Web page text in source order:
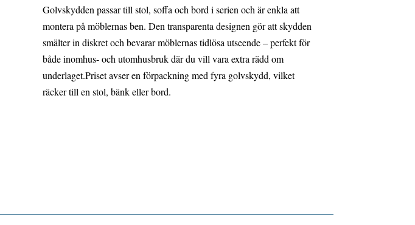
Golvskydden passar till stol, soffa och bord i serien och är enkla att
montera på möblernas ben. Den transparenta designen gör att skydden
smälter in diskret och bevarar möblernas tidlösa utseende – perfekt för
både inomhus- och utomhusbruk där du vill vara extra rädd om
underlaget.Priset avser en förpackning med fyra golvskydd, vilket
räcker till en stol, bänk eller bord.